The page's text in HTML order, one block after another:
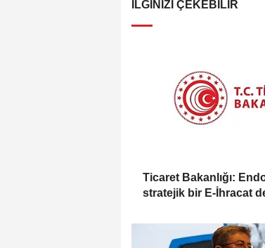
İLGINIZI ÇEKEBILIR
Ticaret Bakanlığı:
stratejik bir E-İhracat